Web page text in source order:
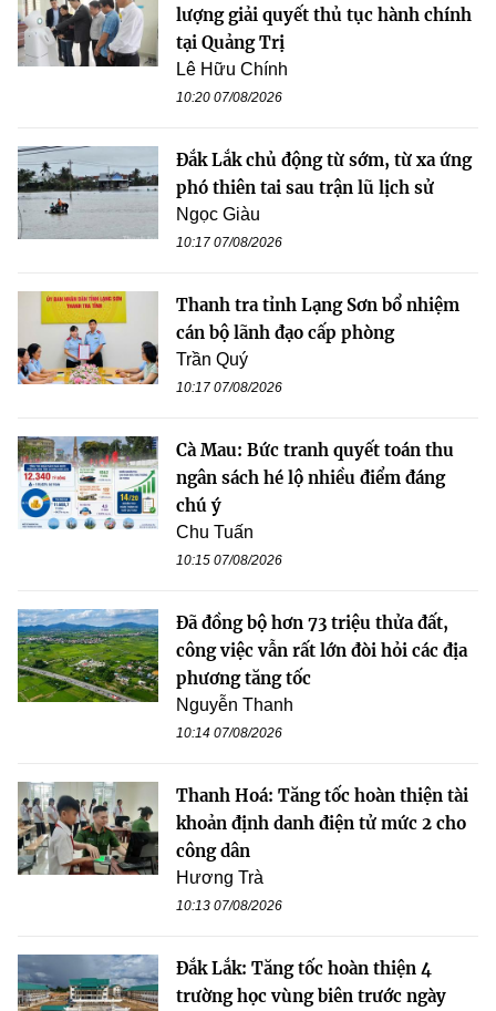
lượng giải quyết thủ tục hành chính
tại Quảng Trị
Lê Hữu Chính
10:20 07/08/2026
Đắk Lắk chủ động từ sớm, từ xa ứng
phó thiên tai sau trận lũ lịch sử
Ngọc Giàu
10:17 07/08/2026
Thanh tra tỉnh Lạng Sơn bổ nhiệm
cán bộ lãnh đạo cấp phòng
Trần Quý
10:17 07/08/2026
Cà Mau: Bức tranh quyết toán thu
ngân sách hé lộ nhiều điểm đáng
chú ý
Chu Tuấn
10:15 07/08/2026
Đã đồng bộ hơn 73 triệu thửa đất,
công việc vẫn rất lớn đòi hỏi các địa
phương tăng tốc
Nguyễn Thanh
10:14 07/08/2026
Thanh Hoá: Tăng tốc hoàn thiện tài
khoản định danh điện tử mức 2 cho
công dân
Hương Trà
10:13 07/08/2026
Đắk Lắk: Tăng tốc hoàn thiện 4
trường học vùng biên trước ngày